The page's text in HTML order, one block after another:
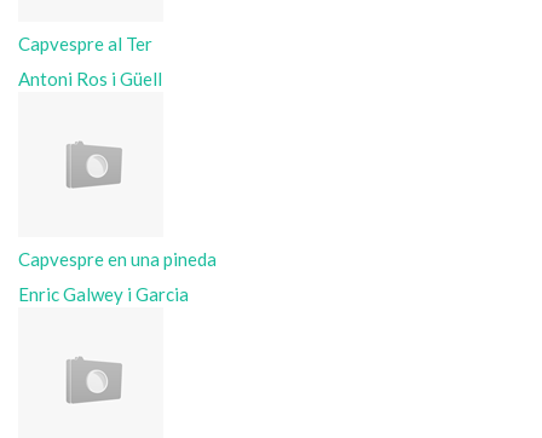
Capvespre al Ter
Antoni Ros i Güell
Capvespre en una pineda
Enric Galwey i Garcia